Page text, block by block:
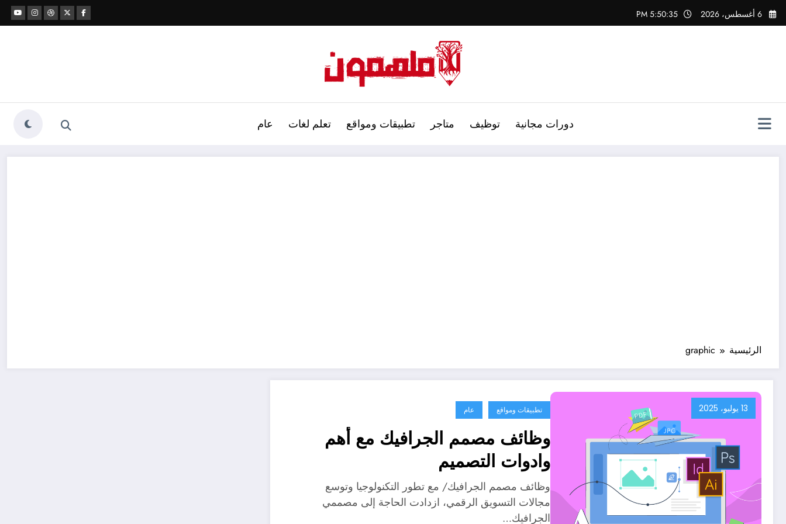
التجاوز
إلى
6 أغسطس، 2026 5:50:35 PM
دورات مجانية توظيف متاجر تطبيقات ومواقع تعلم لغات عام
الرئيسية graphic
13 يوليو، 2025 تطبيقات ومواقع عام
وظائف مصمم الجرافيك مع أهم
وادوات التصميم
وظائف مصمم الجرافيك/ مع تطور التكنولوجيا وتوسع
مجالات التسويق الرقمي، ازدادت الحاجة إلى مصممي
الجرافيك…